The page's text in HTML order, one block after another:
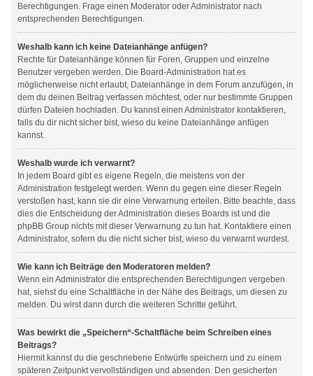
Berechtigungen. Frage einen Moderator oder Administrator nach
entsprechenden Berechtigungen.
Weshalb kann ich keine Dateianhänge anfügen?
Rechte für Dateianhänge können für Foren, Gruppen und einzelne
Benutzer vergeben werden. Die Board-Administration hat es
möglicherweise nicht erlaubt, Dateianhänge in dem Forum anzufügen, in
dem du deinen Beitrag verfassen möchtest, oder nur bestimmte Gruppen
dürfen Dateien hochladen. Du kannst einen Administrator kontaktieren,
falls du dir nicht sicher bist, wieso du keine Dateianhänge anfügen
kannst.
Weshalb wurde ich verwarnt?
In jedem Board gibt es eigene Regeln, die meistens von der
Administration festgelegt werden. Wenn du gegen eine dieser Regeln
verstoßen hast, kann sie dir eine Verwarnung erteilen. Bitte beachte, dass
dies die Entscheidung der Administration dieses Boards ist und die
phpBB Group nichts mit dieser Verwarnung zu tun hat. Kontaktiere einen
Administrator, sofern du die nicht sicher bist, wieso du verwarnt wurdest.
Wie kann ich Beiträge den Moderatoren melden?
Wenn ein Administrator die entsprechenden Berechtigungen vergeben
hat, siehst du eine Schaltfläche in der Nähe des Beitrags, um diesen zu
melden. Du wirst dann durch die weiteren Schritte geführt.
Was bewirkt die „Speichern“-Schaltfläche beim Schreiben eines
Beitrags?
Hiermit kannst du die geschriebene Entwürfe speichern und zu einem
späteren Zeitpunkt vervollständigen und absenden. Den gesicherten